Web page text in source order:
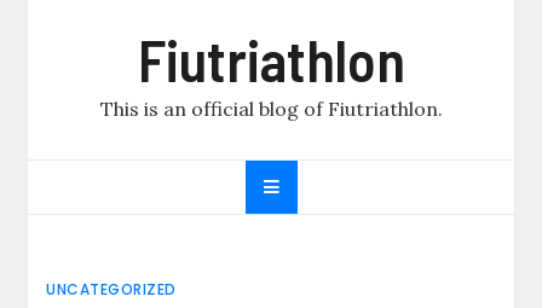
Fiutriathlon
This is an official blog of Fiutriathlon.
UNCATEGORIZED